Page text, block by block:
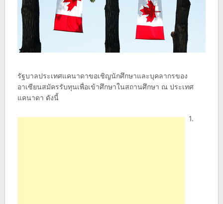
รัฐบาลประเทศแคนาดาขอเชิญนักศึกษาและบุคลากรของ
อาเซียนสมัครรับทุนเพื่อเข้าศึกษาในสถานศึกษา ณ ประเทศ
แคนาดา ดังนี้
1.